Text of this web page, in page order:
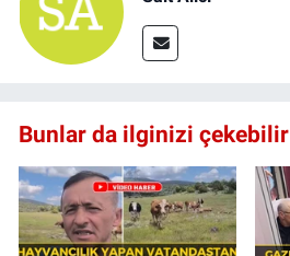
Bunlar da ilginizi çekebilir